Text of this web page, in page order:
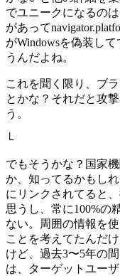
でユニークになるの
があって
がWindowsを偽装し
うんだよね。
これを聞く限り、ブ
とかな？それだと攻
う。
└
でもそうかな？国家
か、知ってるかもし
にリンクされてると
思うし、常に100%の
ない。周囲の情報を
ことを考えてたんだ
けど、過去3〜5年の
は、ターゲットユー